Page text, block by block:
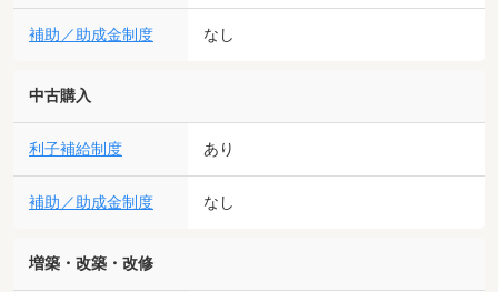
補助／助成金制度 なし
中古購入
利子補給制度 あり
補助／助成金制度 なし
増築・改築・改修